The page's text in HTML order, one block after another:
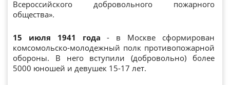
Всероссийского добровольного пожарного
общества».
15 июля 1941 года - в Москве сформирован
комсомольско-молодежный полк противопожарной
обороны. В него вступили (добровольно) более
5000 юношей и девушек 15-17 лет.